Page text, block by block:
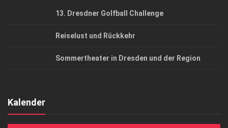
13. Dresdner Golfball Challenge
Reiselust und Rückkehr
Sommertheater in Dresden und der Region
Kalender